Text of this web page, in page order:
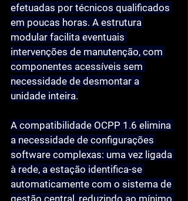
efetuadas por técnicos qualificados
em poucas horas. A estrutura
modular facilita eventuais
intervenções de manutenção, com
componentes acessíveis sem
necessidade de desmontar a
unidade inteira.
A compatibilidade OCPP 1.6 elimina
a necessidade de configurações
software complexas: uma vez ligada
à rede, a estação identifica-se
automaticamente com o sistema de